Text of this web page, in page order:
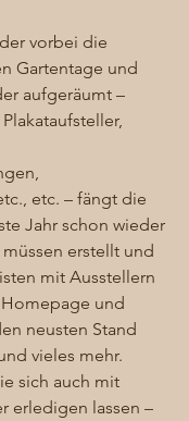
vorbei die
Gartentage und
aufgeräumt –
etc. – fängt die
Jahr schon wieder
erstellt und
mit Ausstellern
und
neusten Stand
vieles mehr.
sich auch mit
erledigen lassen –